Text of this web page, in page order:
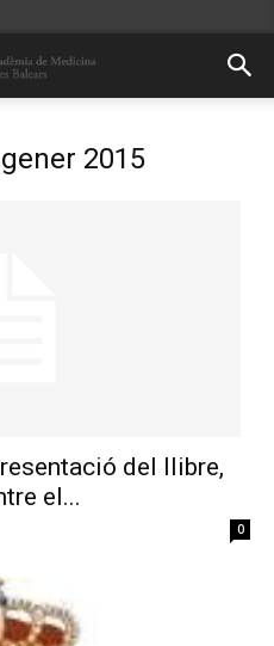
2015
del llibre,
el...
0